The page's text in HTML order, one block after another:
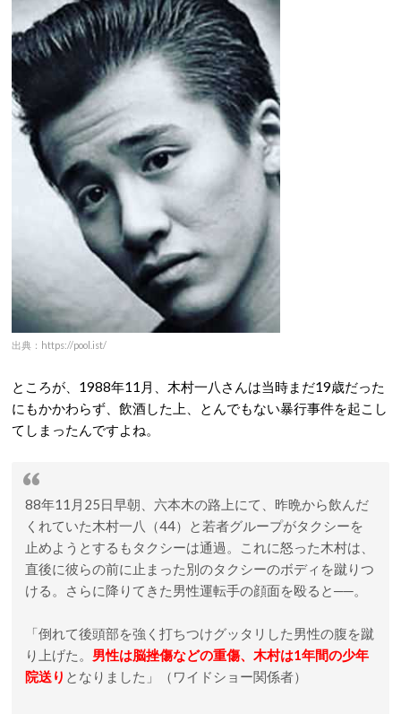
出典：https://pool.ist/
ところが、1988年11月、木村一八さんは当時まだ19歳だった
にもかかわらず、飲酒した上、とんでもない暴行事件を起こし
てしまったんですよね。
88年11月25日早朝、六本木の路上にて、昨晩から飲んだ
くれていた木村一八（44）と若者グループがタクシーを
止めようとするもタクシーは通過。これに怒った木村は、
直後に彼らの前に止まった別のタクシーのボディを蹴りつ
ける。さらに降りてきた男性運転手の顔面を殴ると──。
「倒れて後頭部を強く打ちつけグッタリした男性の腹を蹴
り上げた。 男性は脳挫傷などの重傷、木村は1年間の少年
院送り となりました」（ワイドショー関係者）